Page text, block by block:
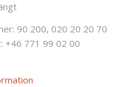
90 200, 020 20 20 70
+46 771 99 02 00